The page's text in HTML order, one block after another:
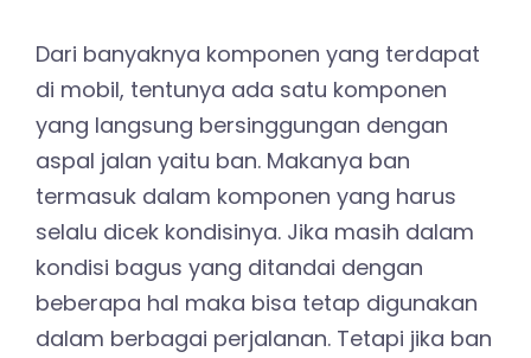
Dari banyaknya komponen yang terdapat
di mobil, tentunya ada satu komponen
yang langsung bersinggungan dengan
aspal jalan yaitu ban. Makanya ban
termasuk dalam komponen yang harus
selalu dicek kondisinya. Jika masih dalam
kondisi bagus yang ditandai dengan
beberapa hal maka bisa tetap digunakan
dalam berbagai perjalanan. Tetapi jika ban